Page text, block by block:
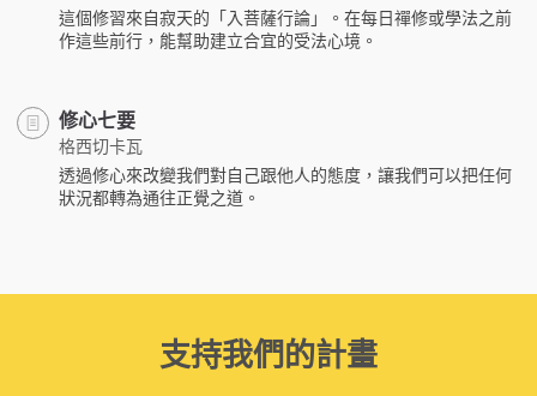
這個修習來自寂天的「入菩薩行論」。在每日禪修或學法之前
作這些前行，能幫助建立合宜的受法心境。
修心七要
格西切卡瓦
透過修心來改變我們對自己跟他人的態度，讓我們可以把任何
狀況都轉為通往正覺之道。
支持我們的計畫